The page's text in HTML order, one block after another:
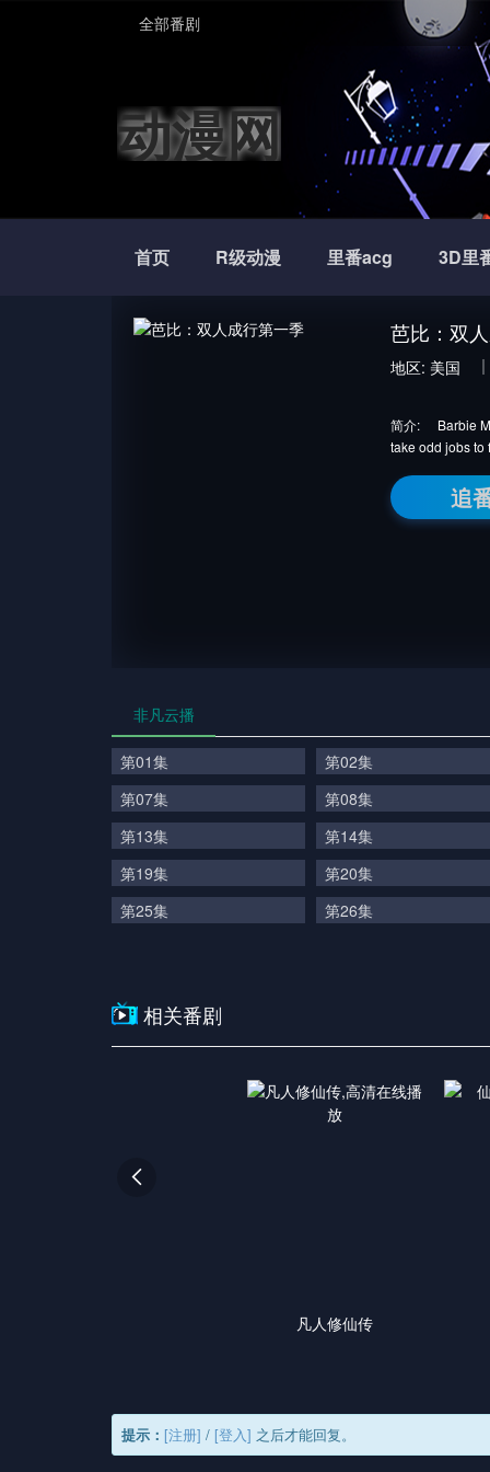
全部番剧
动漫网
首页 R级动漫 里番acg 3D里
芭比：双
地区: 美国
简介:
Barbie
take odd jobs to
追
非凡云播
第01集
第02集
第07集
第08集
第13集
第14集
第19集
第20集
第25集
第26集
相关番剧
凡人修仙传

提示： [注册] / [登入] 之后才能回复。